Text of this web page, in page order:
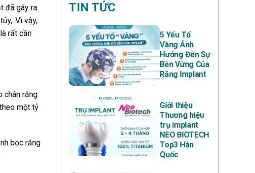
đã gây ra
vậy,
rất cần
chân răng
một tỷ
bọc răng
TIN TỨC
5 Yếu Tố
Vàng Ảnh
Hưởng Đến Sự
Bền Vững Của
Răng Implant
Giới thiệu
Thương hiệu
trụ implant
NEO BIOTECH
Top3 Hàn
Quốc